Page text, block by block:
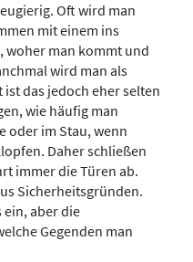
Oft wird man
mit einem ins
woher man kommt und
wird man als
das jedoch eher selten
wie häufig man
oder im Stau, wenn
Daher schließen
immer die Türen ab.
Sicherheitsgründen.
ein, aber die
Gegenden man